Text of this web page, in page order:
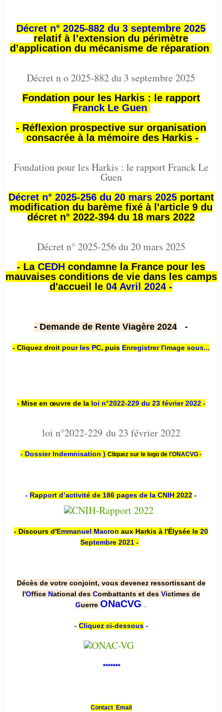
Décret n° 2025-882 du 3 septembre 2025
relatif à l’extension du périmètre
d’application du mécanisme de réparation
Décret n o 2025-882 du 3 septembre 2025
Fondation pour les Harkis : le rapport
Franck Le Guen
- Réflexion prospective sur organisation
consacrée à la mémoire des Harkis -
Fondation pour les Harkis : le rapport Franck Le
Guen
Décret n° 2025-256 du 20 mars 2025portant
modification du barème fixé à l'article 9 du
décret n° 2022-394 du 18 mars 2022
Décret n° 2025-256 du 20 mars 2025
- La CEDH condamne la France pour les
mauvaises conditions de vie dans les camps
d'accueil le 04 Avril 2024 -
- Demande de Rente Viagère 2024 -
- Cliquez droit pour les PC, puis Enregistrer l'image sous...
- Mise en œuvre de la loi n°2022-229 du 23 février 2022 -
loi n°2022-229 du 23 février 2022
- Dossier Indemnisation ) Cliquez sur le logo de l'ONACVG -
- Rapport d’activité de 186 pages de la CNIH 2022 -
- Discours d'Emmanuel Macron aux Harkis à l'Élysée le 20
Septembre 2021 -
Décès de votre conjoint, vous devenez ressortissant de
l'Office National des Combattants et des Victimes de
Guerre ONaCVG .
- Cliquez ci-dessous-
*******
Contact Email